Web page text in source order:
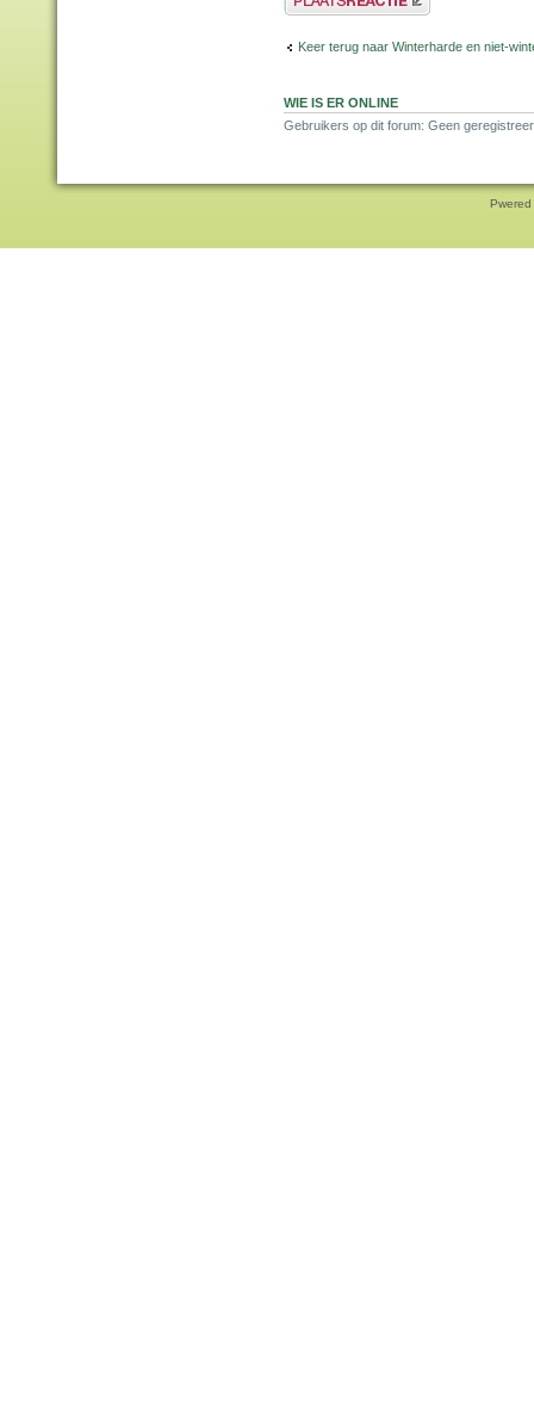
Keer terug naar Winterharde en niet-
WIE IS ER ONLINE
Gebruikers op dit forum: Geen